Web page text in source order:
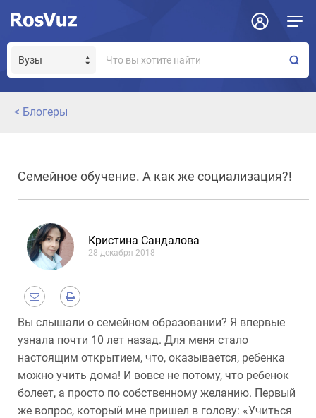
< Блогеры
Семейное обучение. А как же социализация?!
Кристина Сандалова
28 декабря 2018
Вы слышали о семейном образовании? Я впервые
узнала почти 10 лет назад. Для меня стало
настоящим открытием, что, оказывается, ребенка
можно учить дома! И вовсе не потому, что ребенок
болеет, а просто по собственному желанию. Первый
же вопрос, который мне пришел в голову: «Учиться